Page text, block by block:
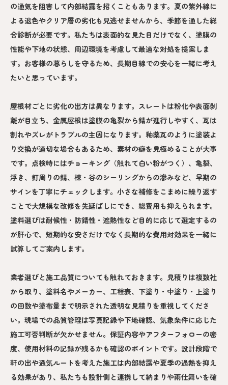
の通気を阻害して内部結露を招くこともあります。夏の紫外線に
よる退色やクリア層の劣化も見逃せませんから、季節を通した総
合診断が必要です。私たちは表面的な見た目だけでなく、塗膜の
性能や下地の状態、周辺環境を考慮して最適な対処を提案しま
す。お客様の暮らしを守るため、長期目線での安心を一緒に考え
たいと思っています。
屋根材ごとに劣化の出方は異なります。スレートは粉化や表面剥
離が目立ち、金属屋根は塗膜の亀裂から錆が進行しやすく、瓦は
割れやズレがトラブルの主因になります。釉薬瓦のように塗装よ
り交換が適切な場合もあるため、素材の癖を見極めることが大事
です。点検時にはチョーキング（触れて白い粉がつく）、亀裂、
浮き、釘周りの錆、棟・谷のシーリングからの滲みなど、早期の
サインを丁寧にチェックします。小さな補修をこまめに繰り返す
ことで大規模な改修を先延ばしにでき、総費用も抑えられます。
塗料選びは耐候性・防錆性・遮熱性など目的に応じて選定するの
が肝心で、短期的な安さだけでなく長期的な費用対効果を一緒に
試算してご案内します。
業者選びと施工品質についても触れておきます。見積りは複数社
から取り、塗料名やメーカー、工程表、下塗り・中塗り・上塗り
の回数や塗布量まで明示された透明な見積りを重視してくださ
い。現場での品質管理は写真記録や下地確認、気象条件に応じた
施工可否判断が欠かせません。保証内容やアフターフォローの密
度、使用材料の記録が残るかも確認のポイントです。設計段階で
軒の出や通気ルートを考えた施工は内部結露や夏季の過熱を抑え
る効果があり、私たちも設計側と連携して納まりや雨仕舞いを確